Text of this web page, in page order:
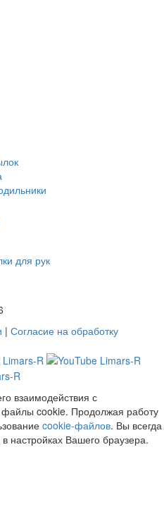
для рук
| Согласие на обработку
взаимодействия с
cookie. Продолжая работу
cookie-файлов. Вы всегда
настройках Вашего браузера.